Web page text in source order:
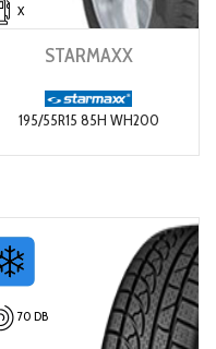
X
STARMAXX
195/55R15 85H WH200
70 DB